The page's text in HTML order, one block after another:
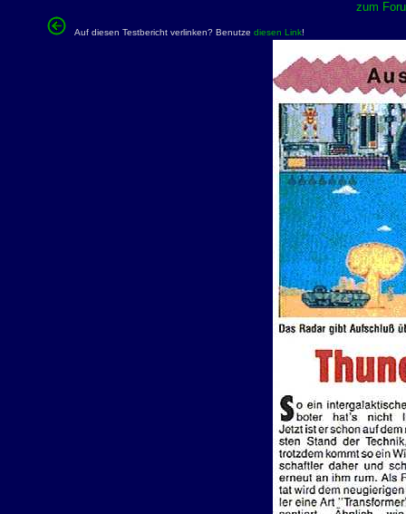
zum
Auf diesen Testbericht verlinken? Benutze diesen Link!